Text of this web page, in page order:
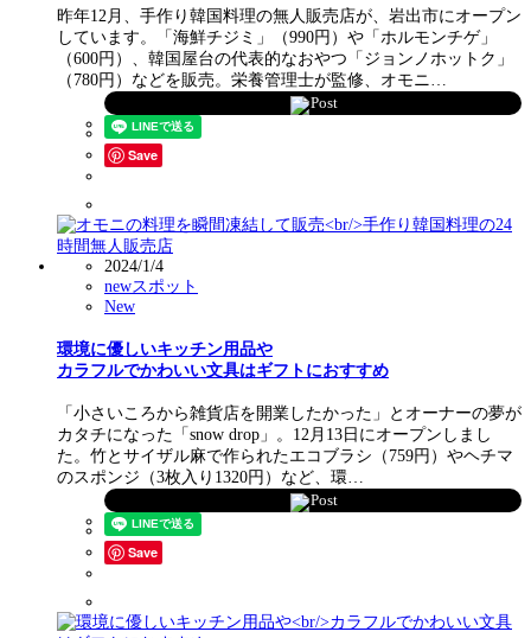
昨年12月、手作り韓国料理の無人販売店が、岩出市にオープン
しています。「海鮮チジミ」（990円）や「ホルモンチゲ」
（600円）、韓国屋台の代表的なおやつ「ジョンノホットク」
（780円）などを販売。栄養管理士が監修、オモニ…
Post
Save
2024/1/4
newスポット
New
環境に優しいキッチン用品や
カラフルでかわいい文具はギフトにおすすめ
「小さいころから雑貨店を開業したかった」とオーナーの夢が
カタチになった「snow drop」。12月13日にオープンしまし
た。竹とサイザル麻で作られたエコブラシ（759円）やヘチマ
のスポンジ（3枚入り1320円）など、環…
Post
Save